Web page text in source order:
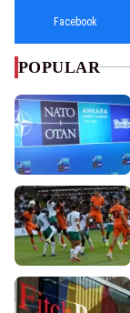
Facebook
POPULAR